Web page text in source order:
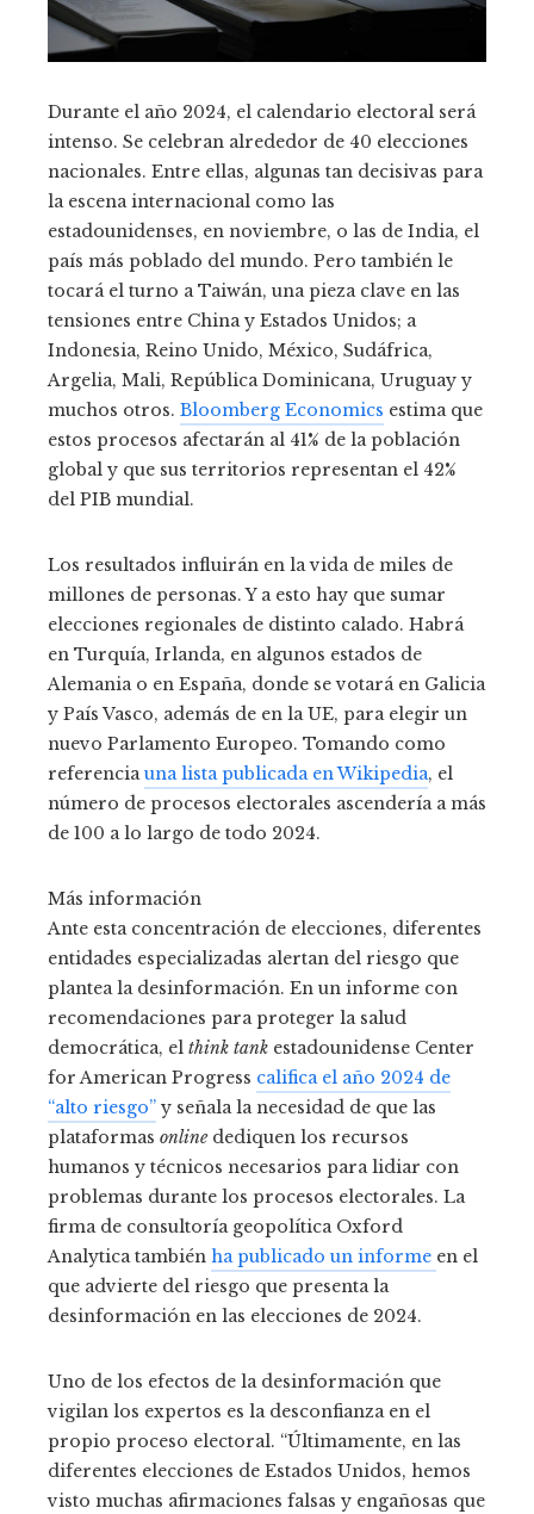
Durante el año 2024, el calendario electoral será
intenso. Se celebran alrededor de 40 elecciones
nacionales. Entre ellas, algunas tan decisivas para
la escena internacional como las
estadounidenses, en noviembre, o las de India, el
país más poblado del mundo. Pero también le
tocará el turno a Taiwán, una pieza clave en las
tensiones entre China y Estados Unidos; a
Indonesia, Reino Unido, México, Sudáfrica,
Argelia, Mali, República Dominicana, Uruguay y
muchos otros. Bloomberg Economics estima que
estos procesos afectarán al 41% de la población
global y que sus territorios representan el 42%
del PIB mundial.
Los resultados influirán en la vida de miles de
millones de personas. Y a esto hay que sumar
elecciones regionales de distinto calado. Habrá
en Turquía, Irlanda, en algunos estados de
Alemania o en España, donde se votará en Galicia
y País Vasco, además de en la UE, para elegir un
nuevo Parlamento Europeo. Tomando como
referenciauna lista publicada en Wikipedia, el
número de procesos electorales ascendería a más
de 100 a lo largo de todo 2024.
Más información
Ante esta concentración de elecciones, diferentes
entidades especializadas alertan del riesgo que
plantea la desinformación. En un informe con
recomendaciones para proteger la salud
democrática, el think tank estadounidense Center
for American Progress califica el año 2024 de
“alto riesgo” y señala la necesidad de que las
plataformas online dediquen los recursos
humanos y técnicos necesarios para lidiar con
problemas durante los procesos electorales. La
firma de consultoría geopolítica Oxford
Analytica también ha publicado un informe en el
que advierte del riesgo que presenta la
desinformación en las elecciones de 2024.
Uno de los efectos de la desinformación que
vigilan los expertos es la desconfianza en el
propio proceso electoral. “Últimamente, en las
diferentes elecciones de Estados Unidos, hemos
visto muchas afirmaciones falsas y engañosas que